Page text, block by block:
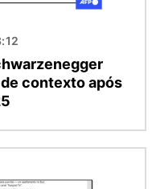
contexto após